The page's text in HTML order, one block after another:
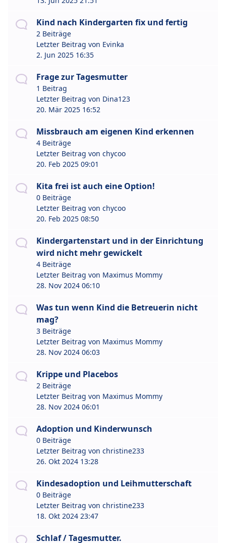
Kind nach Kindergarten fix und fertig
2 Beiträge
Letzter Beitrag von Evinka
2. Jun 2025 16:35
Frage zur Tagesmutter
1 Beitrag
Letzter Beitrag von Dina123
20. Mär 2025 16:52
Missbrauch am eigenen Kind erkennen
4 Beiträge
Letzter Beitrag von chycoo
20. Feb 2025 09:01
Kita frei ist auch eine Option!
0 Beiträge
Letzter Beitrag von chycoo
20. Feb 2025 08:50
Kindergartenstart und in der Einrichtung
wird nicht mehr gewickelt
4 Beiträge
Letzter Beitrag von Maximus Mommy
28. Nov 2024 06:10
Was tun wenn Kind die Betreuerin nicht
mag?
3 Beiträge
Letzter Beitrag von Maximus Mommy
28. Nov 2024 06:03
Krippe und Placebos
2 Beiträge
Letzter Beitrag von Maximus Mommy
28. Nov 2024 06:01
Adoption und Kinderwunsch
0 Beiträge
Letzter Beitrag von christine233
26. Okt 2024 13:28
Kindesadoption und Leihmutterschaft
0 Beiträge
Letzter Beitrag von christine233
18. Okt 2024 23:47
Schlaf / Tagesmutter.